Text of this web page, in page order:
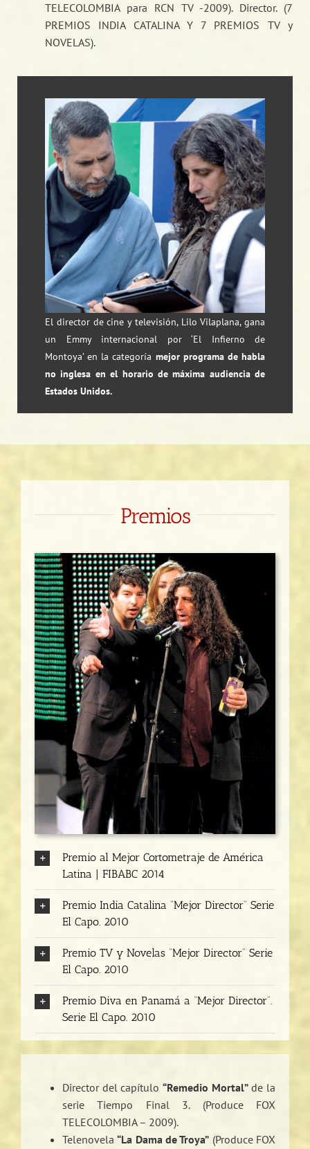
TELECOLOMBIA para RCN TV -2009). Director. (7
PREMIOS INDIA CATALINA Y 7 PREMIOS TV y
NOVELAS).
El director de cine y televisión, Lilo Vilaplana, gana
un Emmy internacional por ‘El Infierno de
Montoya’ en la categoría mejor programa de habla
no inglesa en el horario de máxima audiencia de
Estados Unidos.
Premios
Premio al Mejor Cortometraje de América
Latina | FIBABC 2014
Premio India Catalina “Mejor Director” Serie
El Capo. 2010
Premio TV y Novelas “Mejor Director” Serie
El Capo. 2010
Premio Diva en Panamá a “Mejor Director”.
Serie El Capo. 2010
Director del capítulo “Remedio Mortal”de la
serie Tiempo Final 3. (Produce FOX
TELECOLOMBIA – 2009).
Telenovela“La Dama de Troya” (Produce FOX